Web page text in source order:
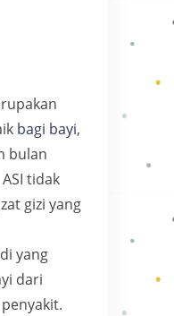
bagi bayi,
bulan
tidak
gizi yang
yang
dari